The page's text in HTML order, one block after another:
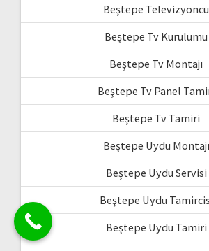
Beştepe Televizyoncu
Beştepe Tv Kurulumu
Beştepe Tv Montajı
Beştepe Tv Panel
Beştepe Tv Tamiri
Beştepe Uydu Montajı
Beştepe Uydu Servisi
Beştepe Uydu
Beştepe Uydu Tamiri